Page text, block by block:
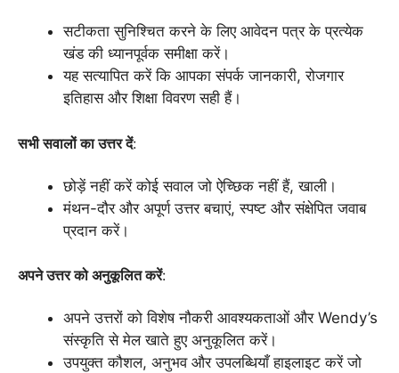
सटीकता सुनिश्चित करने के लिए आवेदन पत्र के प्रत्येक
खंड की ध्यानपूर्वक समीक्षा करें।
यह सत्यापित करें कि आपका संपर्क जानकारी, रोजगार
इतिहास और शिक्षा विवरण सही हैं।
सभी सवालों का उत्तर दें:
छोड़ें नहीं करें कोई सवाल जो ऐच्छिक नहीं हैं, खाली।
मंथन-दौर और अपूर्ण उत्तर बचाएं, स्पष्ट और संक्षेपित जवाब
प्रदान करें।
अपने उत्तर को अनुकूलित करें:
अपने उत्तरों को विशेष नौकरी आवश्यकताओं और Wendy’s
संस्कृति से मेल खाते हुए अनुकूलित करें।
उपयुक्त कौशल, अनुभव और उपलब्धियाँ हाइलाइट करें जो